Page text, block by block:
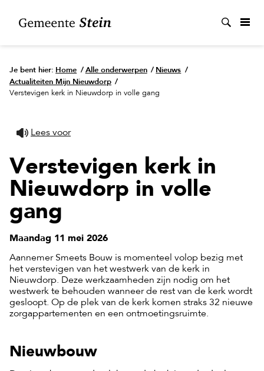
Je bent hier: Home / Alle onderwerpen / Nieuws /
Actualiteiten Mijn Nieuwdorp /
Verstevigen kerk in Nieuwdorp in volle gang
Lees voor
Verstevigen kerk in
Nieuwdorp in volle
gang
Maandag 11 mei 2026
Aannemer Smeets Bouw is momenteel volop bezig met
het verstevigen van het westwerk van de kerk in
Nieuwdorp. Deze werkzaamheden zijn nodig om het
westwerk te behouden wanneer de rest van de kerk wordt
gesloopt. Op de plek van de kerk komen straks 32 nieuwe
zorgappartementen en een ontmoetingsruimte.
Nieuwbouw